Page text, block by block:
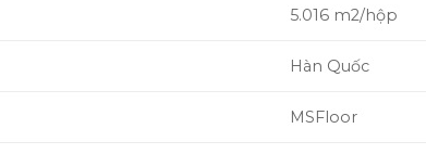
5.016 m2/hộp
Hàn Quốc
MSFloor